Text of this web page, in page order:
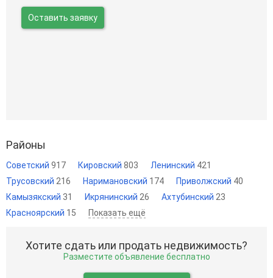
Оставить заявку
Районы
Советский 917 Кировский 803 Ленинский 421
Трусовский 216 Наримановский 174 Приволжский 40
Камызякский 31 Икрянинский 26 Ахтубинский 23
Красноярский 15 Показать ещё
Хотите сдать или продать недвижимость?
Разместите объявление бесплатно